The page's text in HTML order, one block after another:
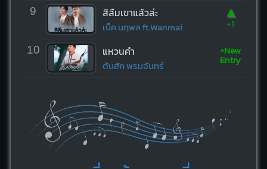
9 สิลืมเขาแล้วล่ะ
เน็ค นฤพล ft.Wanmai
▲
+1
10 แหวนคำ
ต้นฮัก พรมจันทร์
+New
Entry